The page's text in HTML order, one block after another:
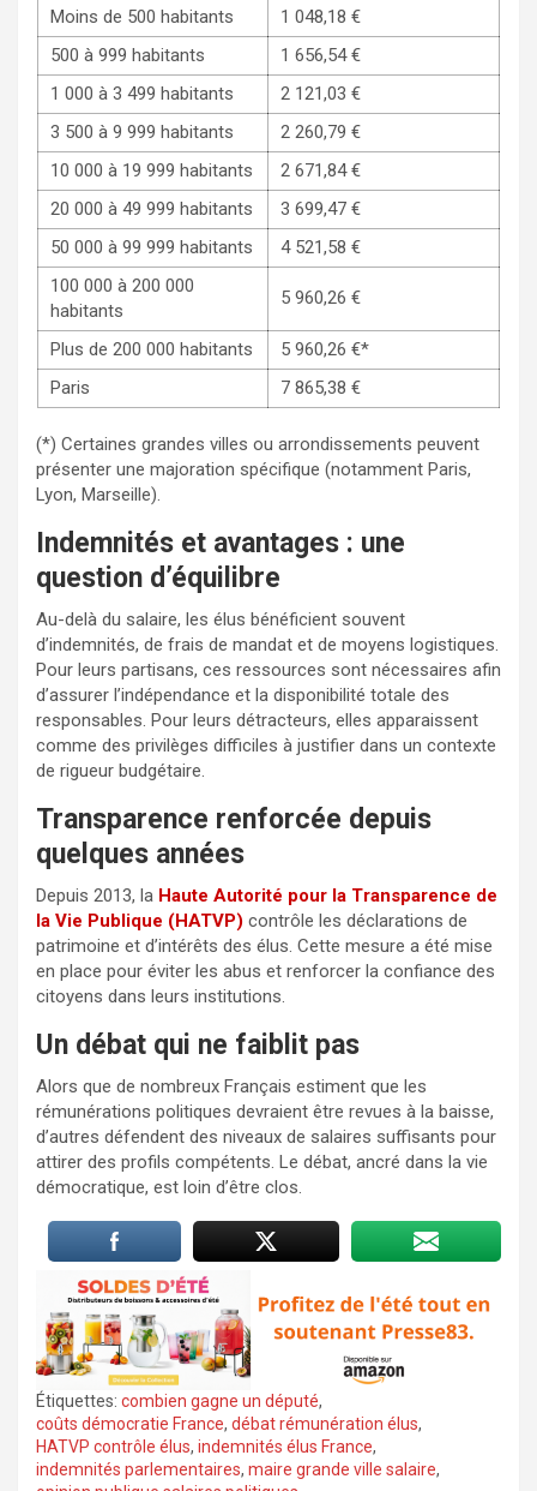
Moins de 500 habitants
1 048,18 €
500 à 999 habitants
1 656,54 €
1 000 à 3 499 habitants
2 121,03 €
3 500 à 9 999 habitants
2 260,79 €
10 000 à 19 999 habitants
2 671,84 €
20 000 à 49 999 habitants
3 699,47 €
50 000 à 99 999 habitants
4 521,58 €
100 000 à 200 000
habitants
5 960,26 €
Plus de 200 000 habitants
5 960,26 €*
Paris
7 865,38 €
(*) Certaines grandes villes ou arrondissements peuvent
présenter une majoration spécifique (notamment Paris,
Lyon, Marseille).
Indemnités et avantages : une
question d’équilibre
Au-delà du salaire, les élus bénéficient souvent
d’indemnités, de frais de mandat et de moyens logistiques.
Pour leurs partisans, ces ressources sont nécessaires afin
d’assurer l’indépendance et la disponibilité totale des
responsables. Pour leurs détracteurs, elles apparaissent
comme des privilèges difficiles à justifier dans un contexte
de rigueur budgétaire.
Transparence renforcée depuis
quelques années
Depuis 2013, la Haute Autorité pour la Transparence de
la Vie Publique (HATVP) contrôle les déclarations de
patrimoine et d’intérêts des élus. Cette mesure a été mise
en place pour éviter les abus et renforcer la confiance des
citoyens dans leurs institutions.
Un débat qui ne faiblit pas
Alors que de nombreux Français estiment que les
rémunérations politiques devraient être revues à la baisse,
d’autres défendent des niveaux de salaires suffisants pour
attirer des profils compétents. Le débat, ancré dans la vie
démocratique, est loin d’être clos.
Étiquettes: combien gagne un député,
coûts démocratie France, débat rémunération élus,
HATVP contrôle élus, indemnités élus France,
indemnités parlementaires, maire grande ville salaire,